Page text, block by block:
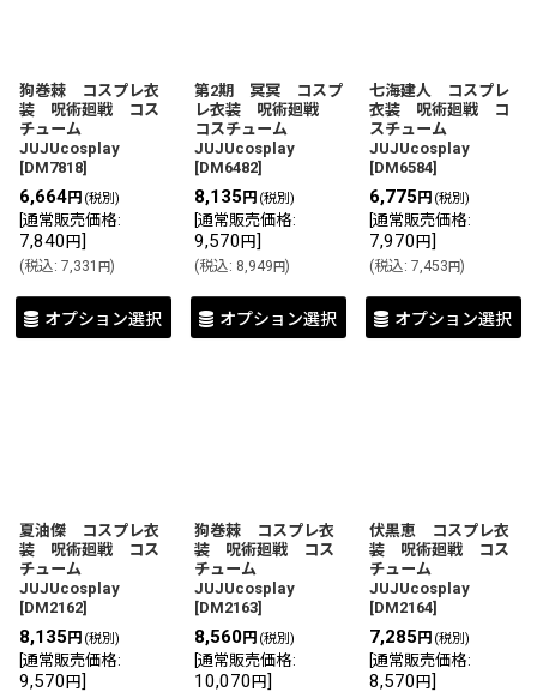
狗巻棘 コスプレ衣
装 呪術廻戦 コス
チューム
JUJUcosplay
[DM7818]
6,664円 (税別)
通常販売価格:
7,840 円]
(税込: 7,331 円)
オプション選択
第2期 冥冥 コスプ
レ衣装 呪術廻戦
コスチューム
JUJUcosplay
[DM6482]
8,135 円 (税別)
通常販売価格:
9,570 円]
(税込: 8,949円)
オプション選択
七海建人 コスプレ
衣装 呪術廻戦 コ
スチューム
JUJUcosplay
[DM6584]
6,775 円 (税別)
通常販売価格:
7,970 円]
(税込: 7,453円)
オプション選択
夏油傑 コスプレ衣
装 呪術廻戦 コス
チューム
JUJUcosplay
[DM2162]
8,135 円 (税別)
通常販売価格:
9,570 円]
狗巻棘 コスプレ衣
装 呪術廻戦 コス
チューム
JUJUcosplay
[DM2163]
8,560円 (税別)
通常販売価格:
10,070 円]
伏黒恵 コスプレ衣
装 呪術廻戦 コス
チューム
JUJUcosplay
[DM2164]
7,285 円 (税別)
通常販売価格:
8,570 円]